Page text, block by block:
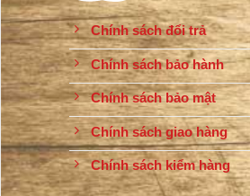
Chính sách đổi trả
Chính sách bảo hành
Chính sách bảo mật
Chính sách giao hàng
Chính sách kiểm hàng